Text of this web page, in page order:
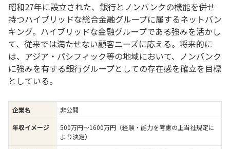
昭和27年に設立された、銀行とノンバンクの機能を併せ
持つハイブリッドな総合金融グループに属するネットバン
キング。ハイブリッドな金融グループである強みを活かし
て、従来では満たせない顧客ニーズに応える。将来的に
は、アジア・パシフィック等の地域において、ノンバンク
に強みを有する銀行グループとしての存在感を確立を目標
としている。
企業名
非公開
年収イメージ
500万円〜1600万円（経験・能力を考慮の上当社規定に
より決定）